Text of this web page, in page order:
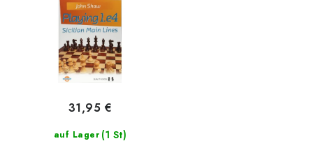
auf Lager (1 St)
31,95 €